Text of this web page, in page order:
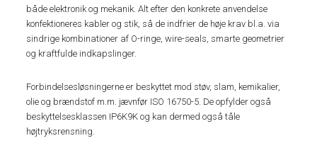
både elektronik og mekanik. Alt efter den konkrete anvendelse
konfektioneres kabler og stik, så de indfrier de høje krav bl.a. via
sindrige kombinationer af O-ringe, wire-seals, smarte geometrier
og kraftfulde indkapslinger.
Forbindelsesløsningerne er beskyttet mod støv, slam, kemikalier,
olie og brændstof m.m. jævnfør ISO 16750-5. De opfylder også
beskyttelsesklassen IP6K9K og kan dermed også tåle
højtryksrensning.